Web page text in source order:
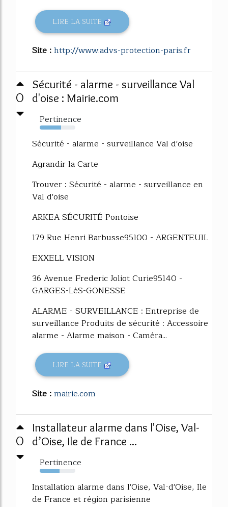
LIRE LA SUITE
Site :http://www.advs-protection-paris.fr
0
Sécurité - alarme - surveillance Val
d'oise : Mairie.com
Pertinence
60%
Sécurité - alarme - surveillance Val d'oise
Agrandir la Carte
Trouver : Sécurité - alarme - surveillance en
Val d'oise
ARKEA SÉCURITÉ Pontoise
179 Rue Henri Barbusse95100 - ARGENTEUIL
EXXELL VISION
36 Avenue Frederic Joliot Curie95140 -
GARGES-LèS-GONESSE
ALARME - SURVEILLANCE : Entreprise de
surveillance Produits de sécurité : Accessoire
alarme - Alarme maison - Caméra...
LIRE LA SUITE
Site :mairie.com
0
Installateur alarme dans l'Oise, Val-
d’Oise, Ile de France ...
Pertinence
56%
Installation alarme dans l'Oise, Val-d'Oise, Ile
de France et région parisienne